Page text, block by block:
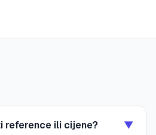
reference ili cijene? ▼